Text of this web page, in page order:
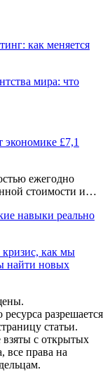
как меняется
мира: что
£7,1
ежегодно
стоимости и…
навыки реально
как мы
найти новых
разрешается
статьи.
с открытых
все права на